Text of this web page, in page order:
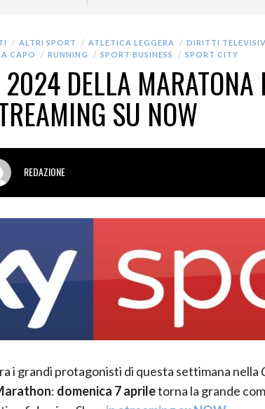
ALTRI SPORT ATLETICA LEGGERA DIRITTI
CAPO RUNNING SPORT BUSINESS SPORT CITY
2024 DELLA
SU NOW
REDAZIONE
i grandi protagonisti di questa settimana nella
: domenica 7 apriletorna la grande